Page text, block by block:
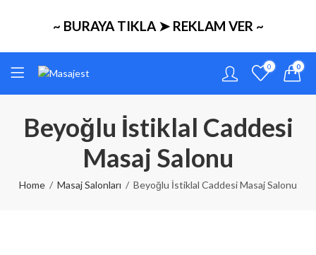
~ BURAYA TIKLA ➤ REKLAM VER ~
0 0
Beyoğlu İstiklal Caddesi
Masaj Salonu
Home Masaj Salonları Beyoğlu İstiklal Caddesi Masaj Salonu